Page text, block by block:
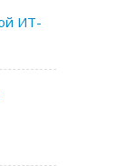
ИТ-